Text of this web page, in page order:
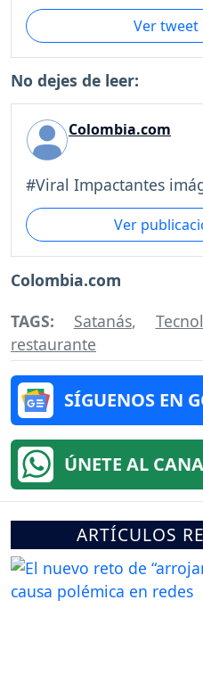
Ver
No dejes de leer:
Colombia.com
#Viral Impactantes
Ver
Colombia.com
TAGS: Satanás,
restaurante
SÍGUENOS EN
ÚNETE AL
ARTÍCULOS